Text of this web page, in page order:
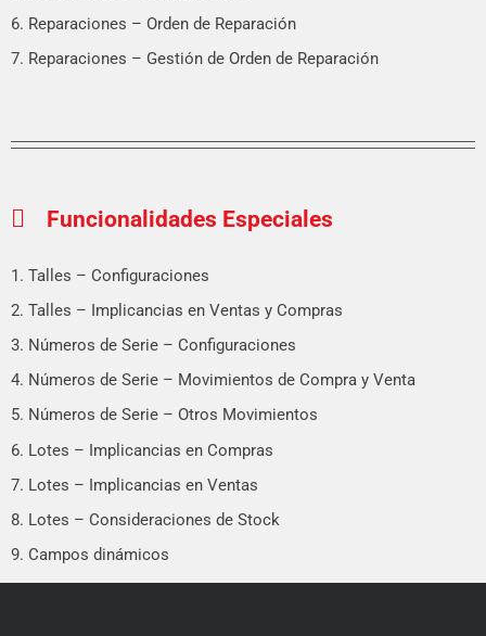
6. Reparaciones – Orden de Reparación
7. Reparaciones – Gestión de Orden de Reparación
Funcionalidades Especiales
1. Talles – Configuraciones
2. Talles – Implicancias en Ventas y Compras
3. Números de Serie – Configuraciones
4. Números de Serie – Movimientos de Compra y Venta
5. Números de Serie – Otros Movimientos
6. Lotes – Implicancias en Compras
7. Lotes – Implicancias en Ventas
8. Lotes – Consideraciones de Stock
9. Campos dinámicos